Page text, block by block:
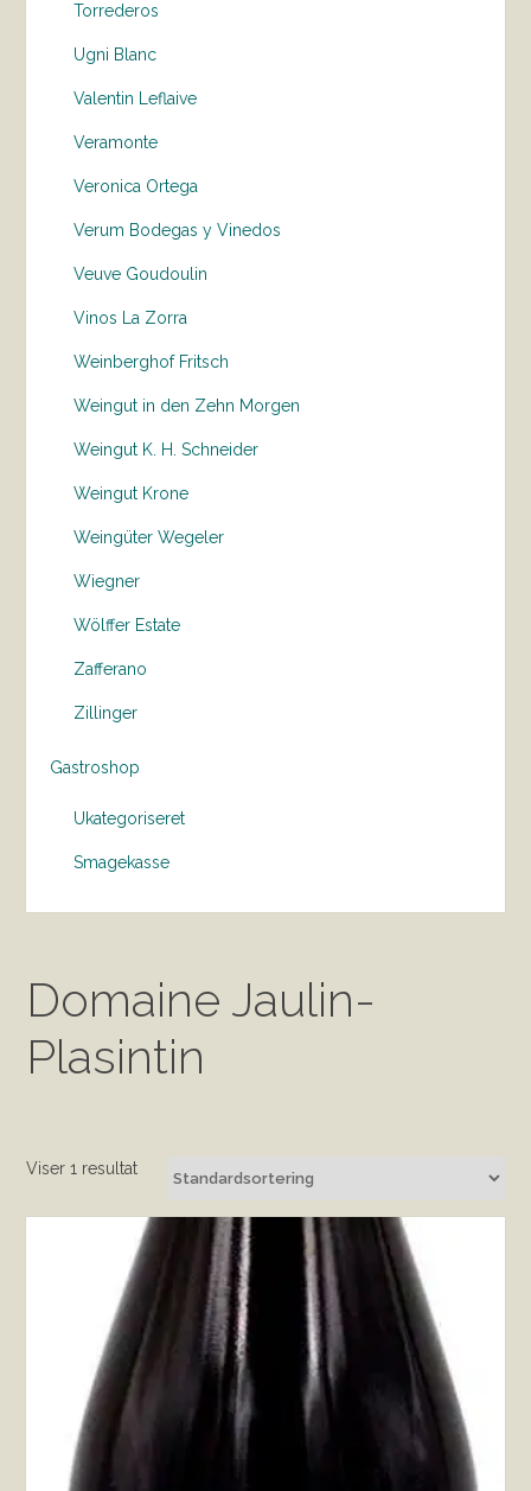
Torrederos
Ugni Blanc
Valentin Leflaive
Veramonte
Veronica Ortega
Verum Bodegas y Vinedos
Veuve Goudoulin
Vinos La Zorra
Weinberghof Fritsch
Weingut in den Zehn Morgen
Weingut K. H. Schneider
Weingut Krone
Weingüter Wegeler
Wiegner
Wölffer Estate
Zafferano
Zillinger
Gastroshop
Ukategoriseret
Smagekasse
Domaine Jaulin-
Plasintin
Viser 1 resultat